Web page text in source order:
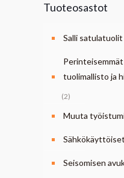
Tuoteosastot
Salli satulatuolit
tuolimallisto ja
(2)
Muuta
Seisomisen